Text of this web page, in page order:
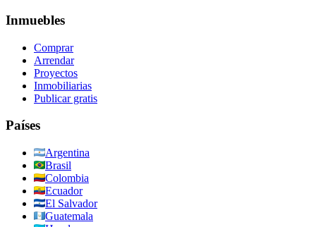
Inmuebles
Comprar
Arrendar
Proyectos
Inmobiliarias
Publicar gratis
Países
Argentina
Brasil
Colombia
Ecuador
El Salvador
Guatemala